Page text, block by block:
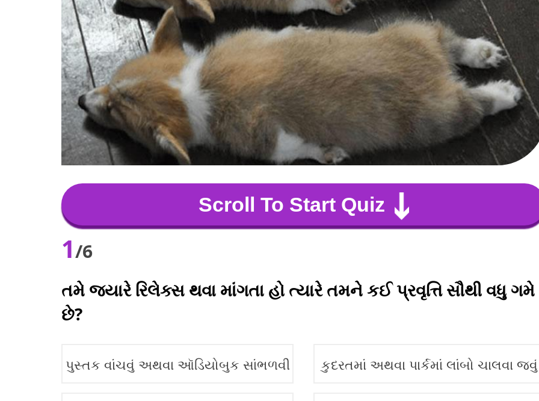
Scroll To Start Quiz
1/6
તમે જ્યારે રિલેક્સ થવા માંગતા હો ત્યારે તમને કઈ પ્રવૃત્તિ સૌથી વધુ ગમે
છે?
પુસ્તક વાંચવું અથવા ઑડિયોબુક સાંભળવી કુદરતમાં અથવા પાર્કમાં લાંબો ચાલવા જવું